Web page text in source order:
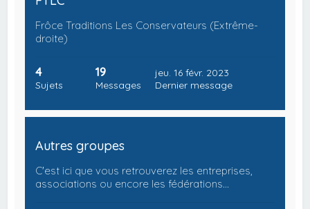
Frôce Traditions Les Conservateurs (Extrême-
droite)
4
Sujets
19
Messages
jeu. 16 févr. 2023
Dernier message
Autres groupes
C'est ici que vous retrouverez les entreprises,
associations ou encore les fédérations…